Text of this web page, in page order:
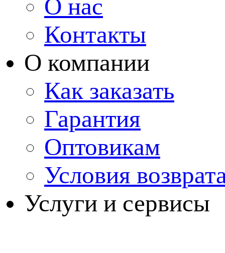
О нас
Контакты
О компании
Как заказать
Гарантия
Оптовикам
Условия
Услуги и сервисы